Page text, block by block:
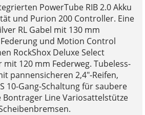
PowerTube RIB 2.0 Akku
und Purion 200 Controller. Eine
RL Gabel mit 130 mm
und Motion Control
RockShox Deluxe Select
120 mm Federweg. Tubeless-
pannensicheren 2,4"-Reifen,
10-Gang-Schaltung für saubere
Bontrager Line Variosattelstütze